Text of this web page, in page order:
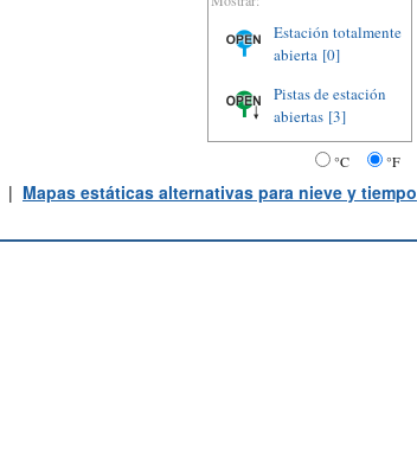
Estación totalmente
abierta [0]
Pistas de estación
abiertas [3]
°C °F
| Mapas estáticas alternativas para nieve y tiempo